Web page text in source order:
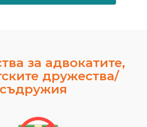
за адвокатите,
дружества/
съдружия